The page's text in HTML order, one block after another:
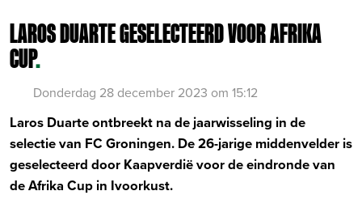
LAROS DUARTE GESELECTEERD VOOR AFRIKA
CUP.
Donderdag 28 december 2023 om 15:12
Laros Duarte ontbreekt na de jaarwisseling in de
selectie van FC Groningen. De 26-jarige middenvelder is
geselecteerd door Kaapverdië voor de eindronde van
de Afrika Cup in Ivoorkust.